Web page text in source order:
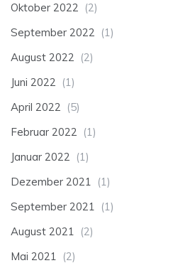
Oktober 2022 (2)
September 2022 (1)
August 2022 (2)
Juni 2022 (1)
April 2022 (5)
Februar 2022 (1)
Januar 2022 (1)
Dezember 2021 (1)
September 2021 (1)
August 2021 (2)
Mai 2021 (2)